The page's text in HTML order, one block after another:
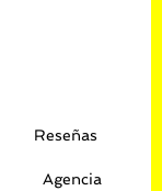
Reseñas
Agencia